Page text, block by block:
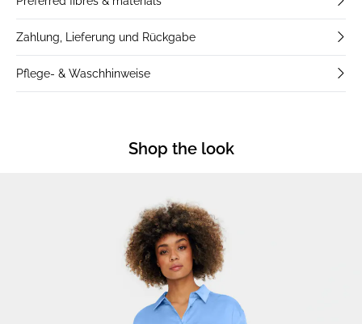
Zahlung, Lieferung und Rückgabe
Pflege- & Waschhinweise
Shop the look